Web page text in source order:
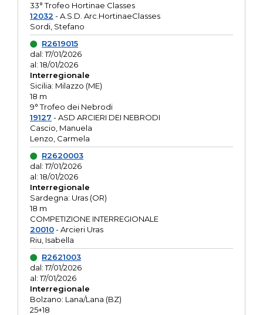
33° Trofeo Hortinae Classes
12032 - A.S.D. Arc.HortinaeClasses
Sordi, Stefano
R2619015
dal: 17/01/2026
al: 18/01/2026
Interregionale
Sicilia: Milazzo (ME)
18 m
9° Trofeo dei Nebrodi
19127 - ASD ARCIERI DEI NEBRODI
Cascio, Manuela
Lenzo, Carmela
R2620003
dal: 17/01/2026
al: 18/01/2026
Interregionale
Sardegna: Uras (OR)
18 m
COMPETIZIONE INTERREGIONALE
20010- Arcieri Uras
Riu, Isabella
R2621003
dal: 17/01/2026
al: 17/01/2026
Interregionale
Bolzano: Lana/Lana (BZ)
25+18